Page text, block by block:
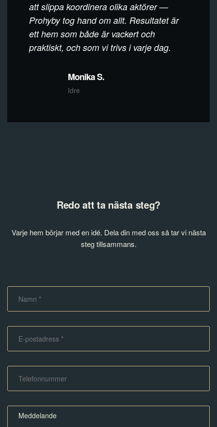
att slippa koordinera olika aktörer —
Prohyby tog hand om allt. Resultatet är
ett hem som både är vackert och
praktiskt, och som vi trivs i varje dag.
Monika S.
Idre
Redo att ta nästa steg?
Varje hem börjar med en idé. Dela din med oss så tar vi nästa
steg tillsammans.